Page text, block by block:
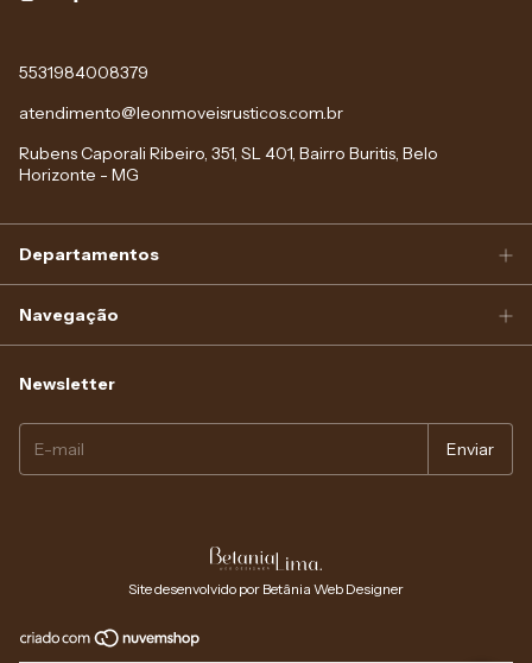
5531984008379
atendimento@leonmoveisrusticos.com.br
Rubens Caporali Ribeiro, 351, SL 401, Bairro Buritis, Belo
Horizonte - MG
Departamentos
Navegação
Newsletter
Site desenvolvido por Betânia Web Designer